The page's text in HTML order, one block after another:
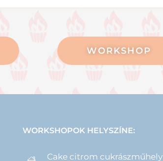
WORKSHOP
WORKSHOPOK HELYSZÍNE:
Cake citrom cukrászműhely